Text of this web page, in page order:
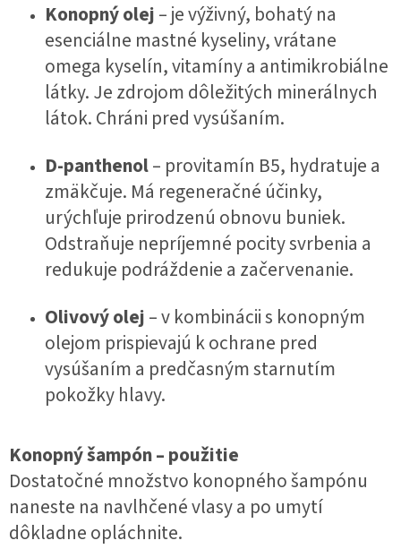
Konopný olej– je výživný, bohatý na
esenciálne mastné kyseliny, vrátane
omega kyselín, vitamíny a antimikrobiálne
látky. Je zdrojom dôležitých minerálnych
látok. Chráni pred vysúšaním.
D-panthenol– provitamín B5, hydratuje a
zmäkčuje. Má regeneračné účinky,
urýchľuje prirodzenú obnovu buniek.
Odstraňuje nepríjemné pocity svrbenia a
redukuje podráždenie a začervenanie.
Olivový olej– v kombinácii s konopným
olejom prispievajú k ochrane pred
vysúšaním a predčasným starnutím
pokožky hlavy.
Konopný šampón – použitie
Dostatočné množstvo konopného šampónu
naneste na navlhčené vlasy a po umytí
dôkladne opláchnite.